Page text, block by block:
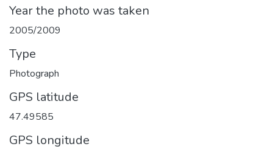
Year the photo was taken
2005/2009
Type
Photograph
GPS latitude
47.49585
GPS longitude